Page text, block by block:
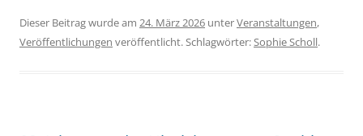
Dieser Beitrag wurde am 24. März 2026 unterVeranstaltungen,
Veröffentlichungen veröffentlicht. Schlagwörter:Sophie Scholl.